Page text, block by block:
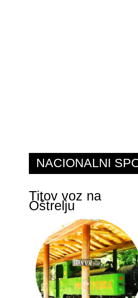
NACIONALNI
Titov voz na
Oštrelju